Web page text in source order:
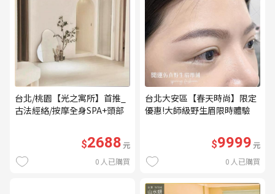
台北/桃園【光之寓所】首推_
古法經絡/按摩全身SPA+頭部
$2688元
0 人已購買
台北大安區【春天時尚】限定
優惠!大師級野生眉限時體驗
優惠券（無補色） (MO)
$9999元
0 人已購買